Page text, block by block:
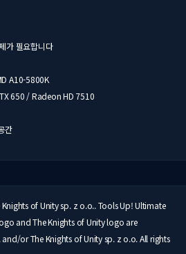
가 필요합니다
A10-5800K
650 / Radeon HD 7510
간
of Unity sp. z o.o.. Tools Up! Ultimate
and The Knights of Unity logo are
or The Knights of Unity sp. z o.o. All rights